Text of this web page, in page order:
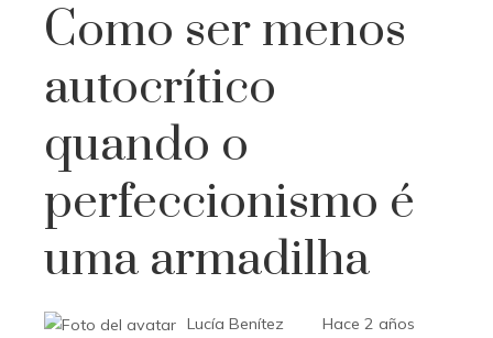
Como ser menos
autocrítico
quando o
perfeccionismo é
uma armadilha
Lucía Benítez Hace 2 años